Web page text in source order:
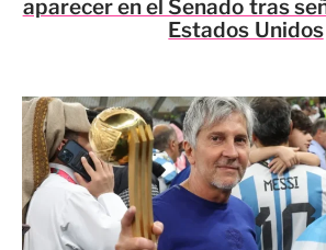
aparecer en el Senado tras
Estados Unidos